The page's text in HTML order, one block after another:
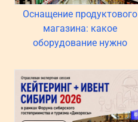
Оснащение продуктового
магазина: какое
оборудование нужно